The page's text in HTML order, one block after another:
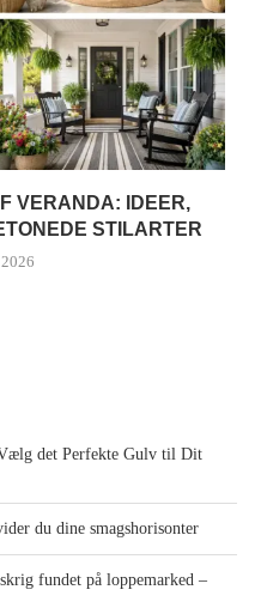
VERANDA: IDEER,
STILARTER
det Perfekte Gulv til Dit
du dine smagshorisonter
fundet på loppemarked –